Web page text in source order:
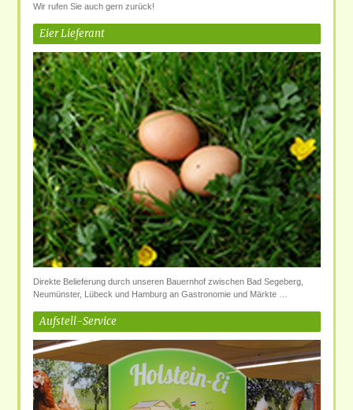
Wir rufen Sie auch gern zurück!
Eier Lieferant
Direkte Belieferung durch unseren Bauernhof zwischen Bad Segeberg,
Neumünster, Lübeck und Hamburg an Gastronomie und Märkte …
Aufstell-Service